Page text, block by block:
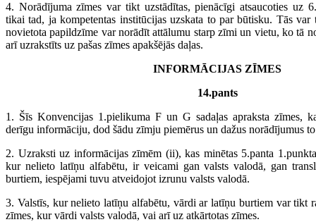
4. Norādījuma zīmes var tikt uzstādītas, pienācīgi atsaucoties uz
tikai tad, ja kompetentas institūcijas uzskata to par būtisku. Tās var
novietota papildzīme var norādīt attālumu starp zīmi un vietu, ko tā
arī uzrakstīts uz pašas zīmes apakšējās daļas.
INFORMĀCIJAS ZĪMES
14.pants
1. Šīs Konvencijas 1.pielikuma F un G sadaļas apraksta zīmes,
derīgu informāciju, dod šādu zīmju piemērus un dažus norādījumus
2. Uzraksti uz informācijas zīmēm (ii), kas minētas 5.panta
kur nelieto latīņu alfabētu, ir veicami gan valsts valodā, gan
burtiem, iespējami tuvu atveidojot izrunu valsts valodā.
3. Valstīs, kur nelieto latīņu alfabētu, vārdi ar latīņu burtiem var tikt
zīmes, kur vārdi valsts valodā, vai arī uz atkārtotas zīmes.